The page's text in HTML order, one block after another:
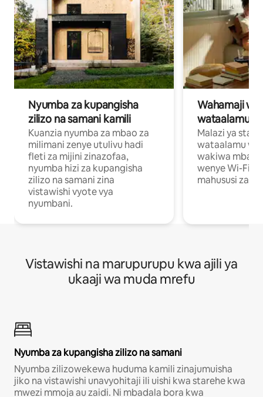
Nyumba za kupangisha
zilizo na samani kamili
Kuanzia nyumba za mbao za
milimani zenye utulivu hadi
fleti za mijini zinazofaa,
nyumba hizi za kupangisha
zilizo na samani zina
vistawishi vyote vya
nyumbani.
Wahamaji
wataalamu
Malazi ya
wataalamu
wakiwa mbali
wenye Wi-Fi
mahususi za
Vistawishi na marupurupu kwa ajili ya
ukaaji wa muda mrefu
Nyumba za kupangisha zilizo na samani
Nyumba zilizowekewa huduma kamili zinajumuisha
jiko na vistawishi unavyohitaji ili uishi kwa starehe kwa
mwezi mmoja au zaidi. Ni mbadala bora kwa